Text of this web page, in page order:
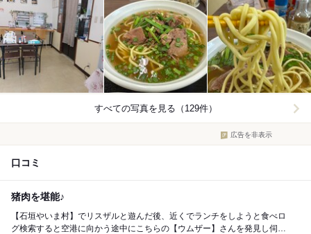
すべての写真を見る（129件）
広告を非表示
口コミ
猪肉を堪能♪
【石垣やいま村】でリスザルと遊んだ後、近くでランチをしようと食べロ
グ検索すると空港に向かう途中にこちらの【ウムザー】さんを発見し伺い